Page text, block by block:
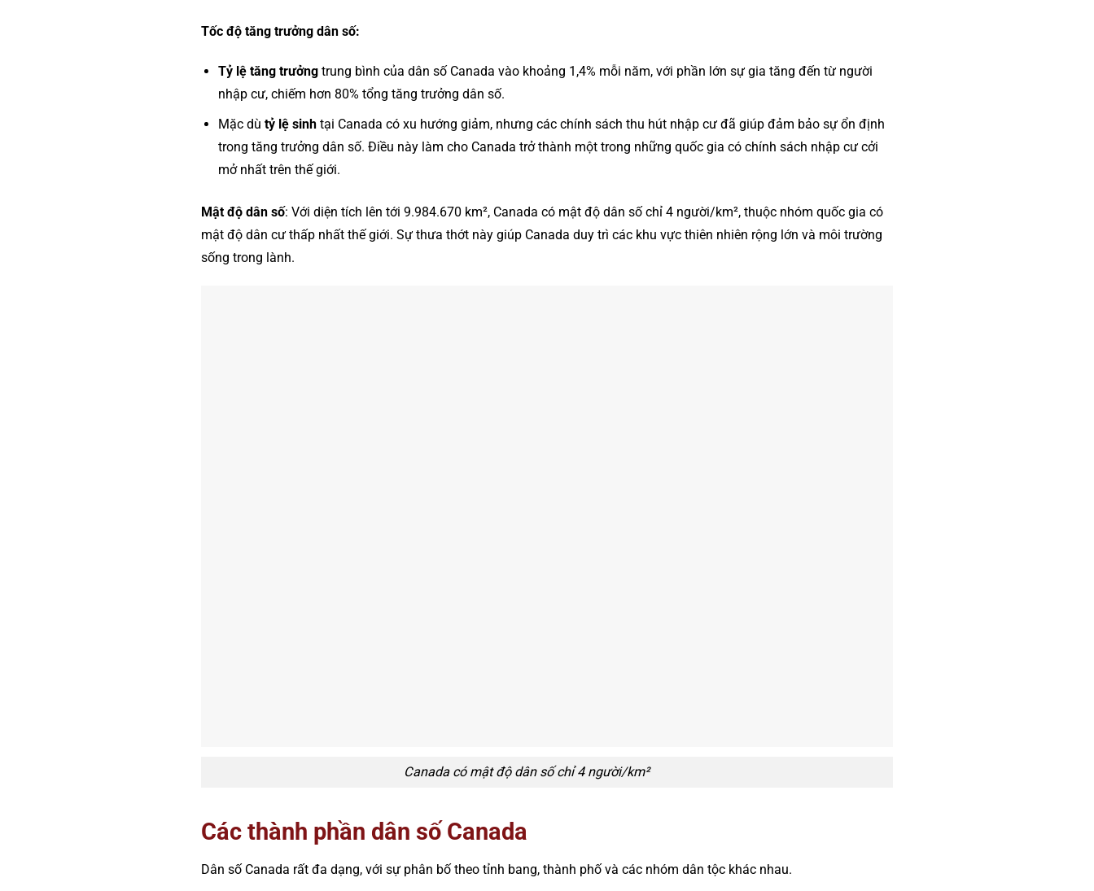
Tốc độ tăng trưởng dân số:
Tỷ lệ tăng trưởngtrung bình của dân số Canada vào khoảng 1,4% mỗi năm, với phần lớn sự gia tăng đến từ người
nhập cư, chiếm hơn 80% tổng tăng trưởng dân số​.
Mặc dù tỷ lệ sinhtại Canada có xu hướng giảm, nhưng các chính sách thu hút nhập cư đã giúp đảm bảo sự ổn định
trong tăng trưởng dân số. Điều này làm cho Canada trở thành một trong những quốc gia có chính sách nhập cư cởi
mở nhất trên thế giới.
Mật độ dân số: Với diện tích lên tới 9.984.670 km², Canada có mật độ dân số chỉ 4 người/km², thuộc nhóm quốc gia có
mật độ dân cư thấp nhất thế giới. Sự thưa thớt này giúp Canada duy trì các khu vực thiên nhiên rộng lớn và môi trường
sống trong lành​.
Canada có mật độ dân số chỉ 4 người/km²
Các thành phần dân số Canada
Dân số Canada rất đa dạng, với sự phân bố theo tỉnh bang, thành phố và các nhóm dân tộc khác nhau.